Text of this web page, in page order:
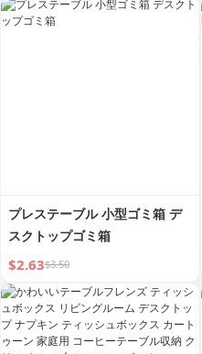
ライト ナイトナーシング
プレステーブル 小型ゴミ箱 デ
スクトップゴミ箱
$2.63$3.50